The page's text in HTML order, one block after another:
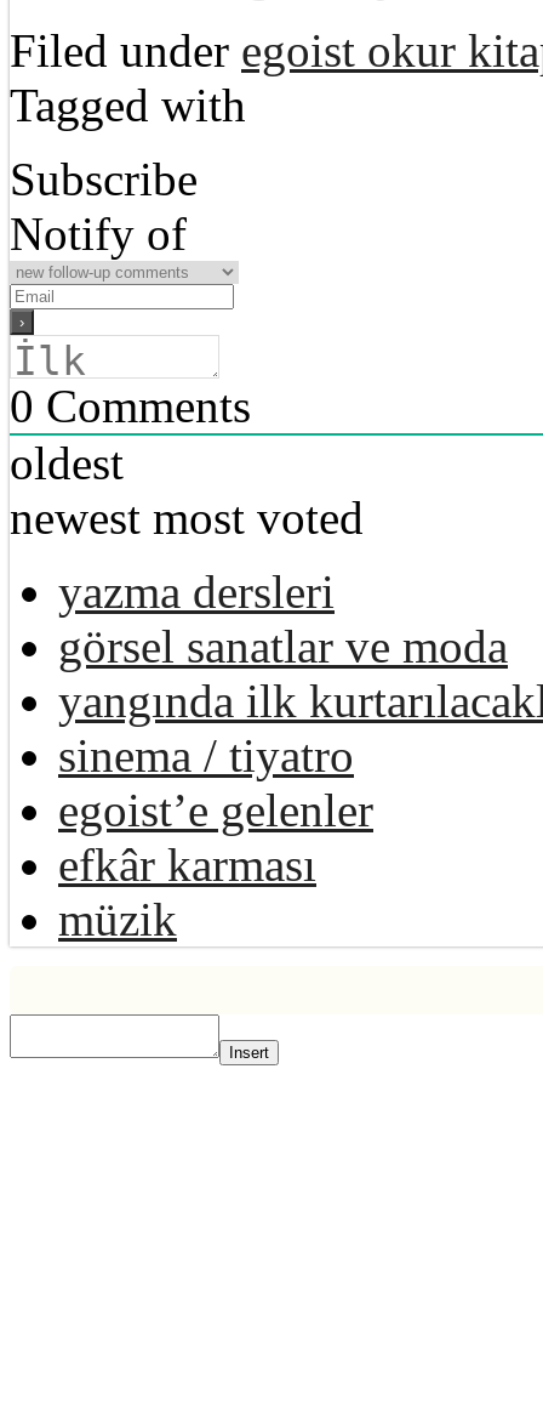
Filed under egoist okur
Tagged with
Subscribe
Notify of
0 Comments
oldest
newest most voted
yazma dersleri
görsel sanatlar ve moda
yangında ilk
sinema / tiyatro
egoist’e gelenler
efkâr karması
müzik
Insert